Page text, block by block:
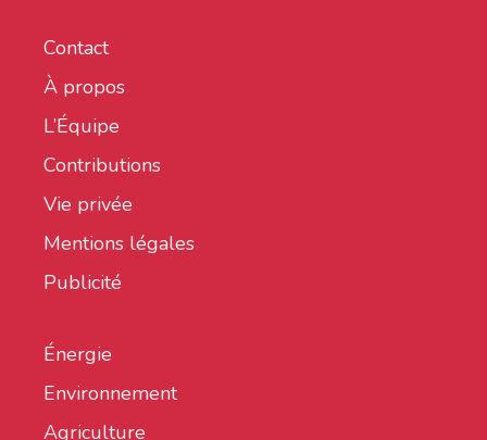
Contact
À propos
L’Équipe
Contributions
Vie privée
Mentions légales
Publicité
Énergie
Environnement
Agriculture